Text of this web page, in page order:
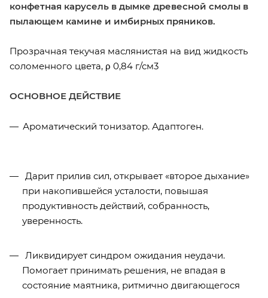
конфетная карусель в дымке древесной смолы в
пылающем камине и имбирных пряников.
Прозрачная текучая маслянистая на вид жидкость
соломенного цвета, ρ 0,84 г/см3
ОСНОВНОЕ ДЕЙСТВИЕ
Ароматический тонизатор. Адаптоген.
Дарит прилив сил, открывает «второе дыхание»
при накопившейся усталости, повышая
продуктивность действий, собранность,
уверенность.
Ликвидирует синдром ожидания неудачи.
Помогает принимать решения, не впадая в
состояние маятника, ритмично двигающегося